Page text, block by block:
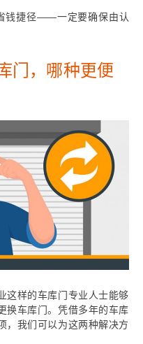
钱捷径——一定要确保由认
门，哪种更便
这样的车库门专业人士能够
换车库门。凭借多年的车库
，我们可以为这两种解决方